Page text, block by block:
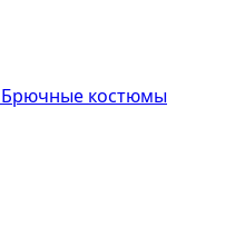
Брючные костюмы